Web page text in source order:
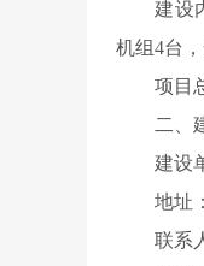
建设内
机组4台
项目总
二、建
建设单
地址：
联系人